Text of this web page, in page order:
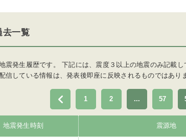
去一覧
震発生履歴です。 下記には、震度３以上の地震のみ記載し
信している情報は、発表後即座に反映されるものではあり
1 2 ... 57
地震発生時刻 震源地